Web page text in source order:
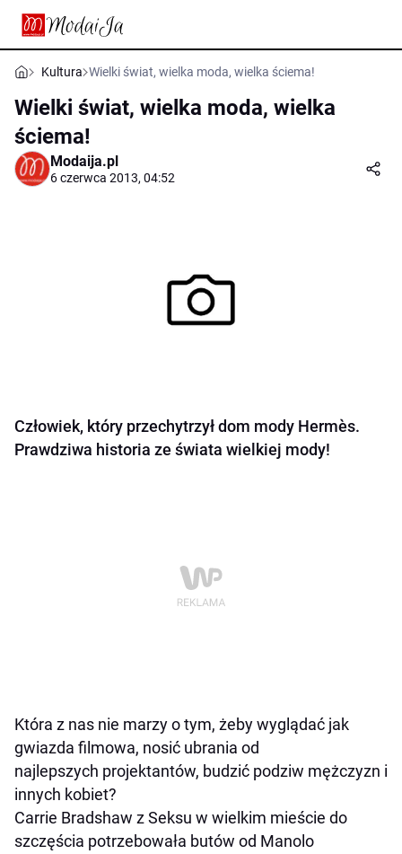
Kultura Wielki świat, wielka moda, wielka ściema!
Wielki świat, wielka moda, wielka
ściema!
Modaija.pl
6 czerwca 2013, 04:52
Człowiek, który przechytrzył dom mody Hermès.
Prawdziwa historia ze świata wielkiej mody!
Która z nas nie marzy o tym, żeby wyglądać jak
gwiazda filmowa, nosić ubrania od
najlepszych projektantów, budzić podziw mężczyzn i
innych kobiet?
Carrie Bradshaw z Seksu w wielkim mieście do
szczęścia potrzebowała butów od Manolo